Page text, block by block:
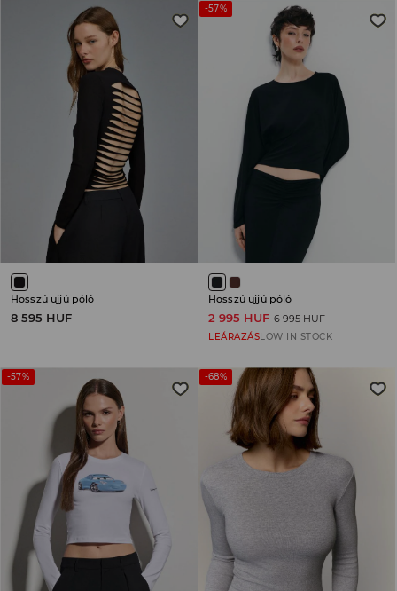
Hosszú ujjú póló
8 595 HUF
-57%
Hosszú ujjú póló
2 995 HUF 6 995 HUF
LEÁRAZÁSLOW IN STOCK
-57% -68%